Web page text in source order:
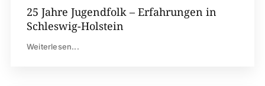
25 Jahre Jugendfolk – Erfahrungen in
Schleswig-Holstein
Weiterlesen...